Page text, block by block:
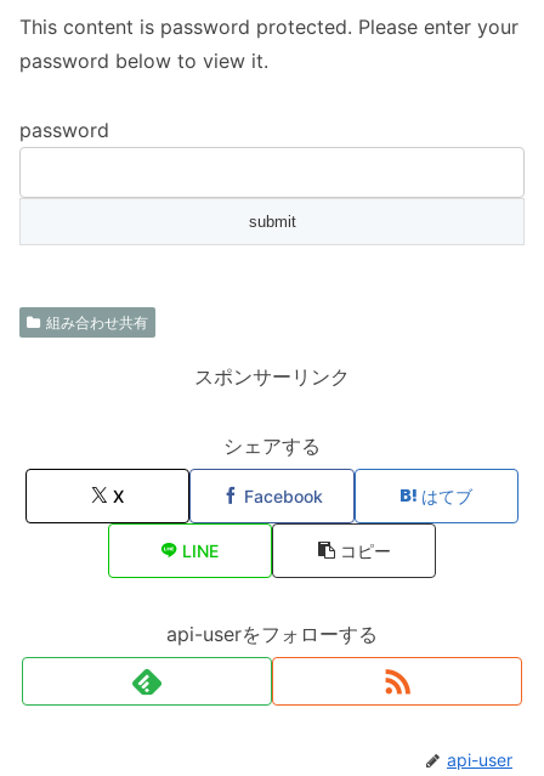
This content is password protected. Please enter your
password below to view it.
password
組み合わせ共有
スポンサーリンク
シェアする
X Facebook はてブ
LINE コピー
api-userをフォローする
api-user